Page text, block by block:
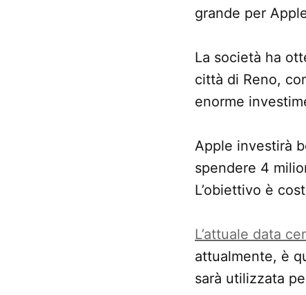
grande per
La società ha
città di Reno,
enorme
Apple investirà
spendere 4
L’obiettivo è
L’attuale data
attualmente, è
sarà utilizzata